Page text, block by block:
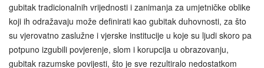
gubitak tradicionalnih vrijednosti i zanimanja za umjetničke oblike
koji ih odražavaju može definirati kao gubitak duhovnosti, za što
su vjerovatno zaslužne i vjerske institucije u koje su ljudi skoro pa
potpuno izgubili povjerenje, slom i korupcija u obrazovanju,
gubitak razumske povijesti, što je sve rezultiralo nedostatkom